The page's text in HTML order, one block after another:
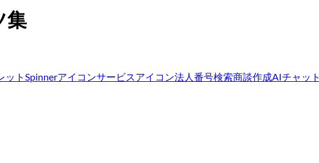
集
ット Spinnerアイコンサービスアイコン法人番号検索商談作成AIチャット